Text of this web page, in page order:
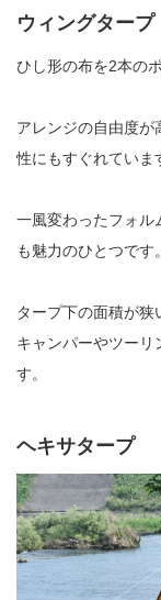
ウィングタープ
ひし形の布を2本の
アレンジの自由度
性にもすぐれていま
一風変わったフォル
も魅力のひとつです。
タープ下の面積が
キャンパーやツーリ
す。
ヘキサタープ